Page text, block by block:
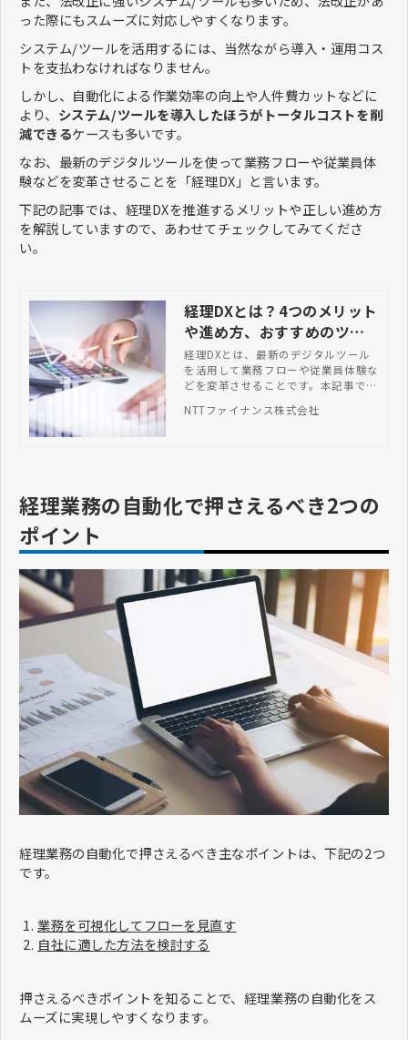
った際にもスムーズに対応しやすくなります。
システム/ツールを活用するには、当然ながら導入・運用コス
トを支払わなければなりません。
しかし、自動化による作業効率の向上や人件費カットなどに
より、 システム/ツールを導入したほうがトータルコストを削
減できるケースも多いです。
なお、最新のデジタルツールを使って業務フローや従業員体
験などを変革させることを「経理DX」と言います。
下記の記事では、経理DXを推進するメリットや正しい進め方
を解説していますので、あわせてチェックしてみてくださ
い。
経理DXとは？4つのメリット
や進め方、おすすめのツー
ルなど総まとめ
経理DXとは、最新のデジタルツール
を活用して業務フローや従業員体験な
どを変革させることです。本記事で
い進め方などを解説します。
NTTファイナンス株式会社
経理業務の自動化で押さえるべき2つの
ポイント
経理業務の自動化で押さえるべき主なポイントは、下記の2つ
です。
業務を可視化してフローを見直す
自社に適した方法を検討する
押さえるべきポイントを知ることで、経理業務の自動化をス
ムーズに実現しやすくなります。